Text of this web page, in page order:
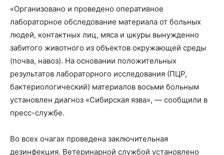
«Организовано и проведено оперативное
лабораторное обследование материала от больных
людей, контактных лиц, мяса и шкуры вынужденно
забитого животного из объектов окружающей среды
(почва, навоз). На основании положительных
результатов лабораторного исследования (ПЦР,
бактериологический) материалов восьми больным
установлен диагноз «Сибирская язва», — сообщили в
пресс-службе.
Во всех очагах проведена заключительная
дезинфекция. Ветеринарной службой установлено